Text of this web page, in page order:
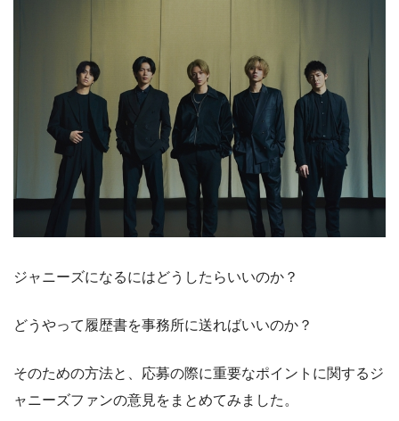
ジャニーズになるにはどうしたらいいのか？
どうやって履歴書を事務所に送ればいいのか？
そのための方法と、応募の際に重要なポイントに関するジ
ャニーズファンの意見をまとめてみました。